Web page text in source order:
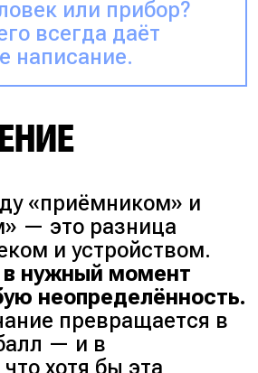
или прибор?
всегда даёт
написание.
«приёмником» и
— это разница
и устройством.
нужный момент
неопределённость.
превращается в
— и в
хотя бы эта